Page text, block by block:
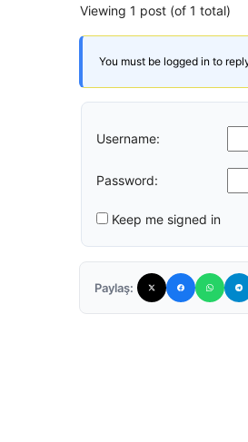
Viewing 1 post (of 1 total)
You must be logged in to
Username:
Password:
Keep me signed in
Paylaş: